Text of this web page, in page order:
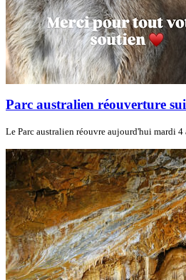
Parc australien réouverture
Le Parc australien réouvre aujourd'hui mardi 4